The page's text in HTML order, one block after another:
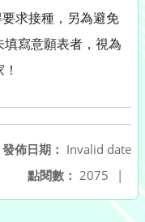
求接種，另為避免
寫意願表者，視為
發佈日期： Invalid date
點閱數： 2075 |